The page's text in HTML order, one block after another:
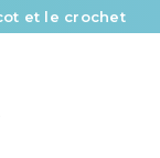
tricot et le crochet
vos envies !
et le crochet